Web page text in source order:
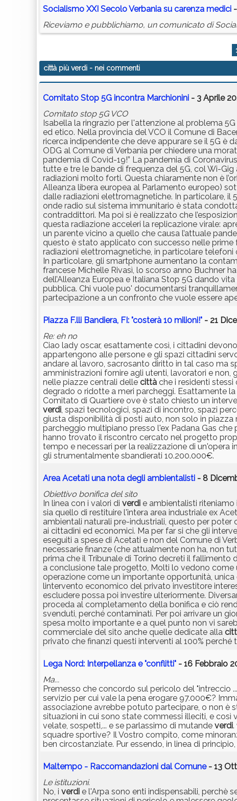
Socialismo XXI Secolo Verbania su carenza medici
Riceviamo e pubblichiamo, un comunicato di
città più verdi - nei commenti
Comitato Stop 5G incontra Marchionini - 3 Aprile
Comitato stop 5G VCO
Isabella la ringrazio per l'attenzione al problema
ed etico. Nella provincia del VCO il Comune di
ricerca indipendente che deve appurare se il 5G è
ODG al Comune di Verbania per chiedere una
pandemia di Covid-19!” La pandemia di
tutte e tre le bande di frequenza del 5G, col Wi-
radiazioni molto forti. Questa chiaramente non è
Alleanza libera europea al Parlamento europeo)
dalle radiazioni elettromagnetiche. In particolare, il
onde radio sul sistema immunitario è stata
contraddittori. Ma poi si è realizzato che
questa radiazione acceleri la replicazione virale:
un parente vicino a quello che causa l’attuale
questo è stato applicato con successo nelle prime
radiazioni elettromagnetiche, in particolare
In particolare, gli smartphone aumentano la
francese Michelle Rivasì, lo scorso anno Buchner
dell’Alleanza Europea e Italiana Stop 5G dando
pubblica. Chi vuole puo' documentarsi
partecipazione a un confronto che vuole essere
Piazza F.lli Bandiera, FI: "costerà 10 milioni!" - 21
Re: eh no
Ciao lady oscar, esattamente così, i cittadini
appartengono alle persone e gli spazi cittadini
andare al lavoro, sacrosanto diritto in tal caso ma
amministrazioni fornire agli utenti, lavoratori e
nelle piazze centrali delle città che i residenti
degrado o ridotte a meri parcheggi. Esattamente
Comitato di Quartiere ove è stato chiesto un
verdi, spazi tecnologici, spazi di incontro, spazi
giusta disponibilità di posti auto, non solo in
parcheggio multipiano presso l'ex Padana Gas
hanno trovato il riscontro cercato nel progetto
tempo e necessari per la realizzazione di
gli strumentalmente sbandierati 10.200.000€.
Area Acetati una nota degli ambientalisti - 8
Obiettivo bonifica del sito
In linea con i valori di verdi e ambientalisti
sia quello di restituire l'intera area industriale ex
ambientali naturali pre-industriali, questo per
ai cittadini ed economici. Ma per far si che gli
eseguiti a spese di Acetati e non del Comune di
necessarie finanze (che attualmente non ha, non
prima che il Tribunale di Torino decreti il
a conclusione tale progetto, Molti lo vedono
operazione come un importante opportunità,
lintervento economico del privato investitore
escludere possa poi investire ulteriormente.
proceda al completamento della bonifica e ciò
svenduti, perché contaminati. Per poi arrivare un
spesa molto importante e a quel punto non vi
commerciale del sito anche quelle dedicate alla
privato che finanzi questi interventi al 100%
Lega Nord: Interpellanza e "conflitti" - 16 Febbraio
Ma...
Premesso che concordo sul pericolo del "intreccio
servizio per cui vale la pena erogare 97.000€?
associazione avrebbe potuto partecipare, o non è
situazioni in cui sono state commessi illeciti, e
velate, sospetti,... e se parlassimo di mutande verdi.
squadre sportive? Il Vostro compito, come
ben circostanziate. Pur essendo, in linea di
Maltempo - Raccomandazioni dal Comune- 13
Le istituzioni.
No, i verdi e l'Arpa sono enti indispensabili, perchè